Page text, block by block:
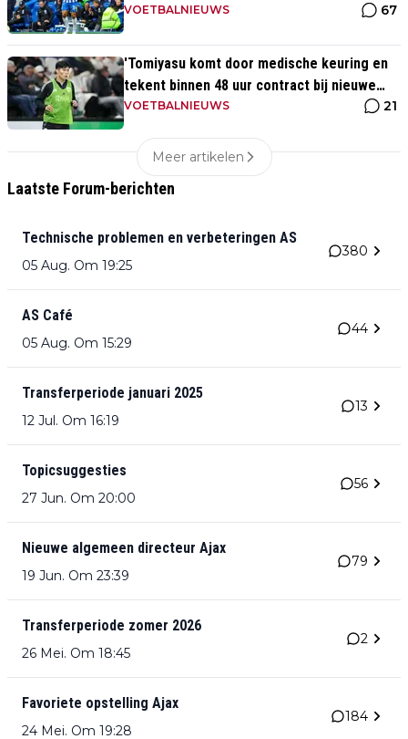
VOETBALNIEUWS 67
'Tomiyasu komt door medische keuring en
tekent binnen 48 uur contract bij nieuwe
club'
VOETBALNIEUWS 21
Meer artikelen
Laatste Forum-berichten
Technische problemen en verbeteringen AS
05 Aug. Om 19:25
380
AS Café
05 Aug. Om 15:29
44
Transferperiode januari 2025
12 Jul. Om 16:19
13
Topicsuggesties
27 Jun. Om 20:00
56
Nieuwe algemeen directeur Ajax
19 Jun. Om 23:39
79
Transferperiode zomer 2026
26 Mei. Om 18:45
2
Favoriete opstelling Ajax
24 Mei. Om 19:28
184